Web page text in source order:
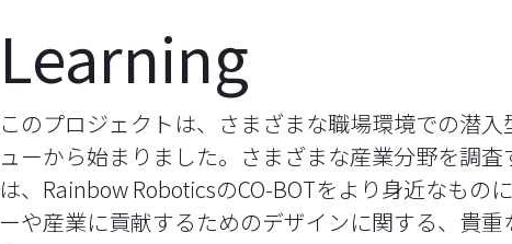
Learning
このプロジェクトは、さまざまな職場環境での潜
ューから始まりました。さまざまな産業分野を調査
は、Rainbow RoboticsのCO-BOTをより身近なもの
ーや産業に貢献するためのデザインに関する、貴